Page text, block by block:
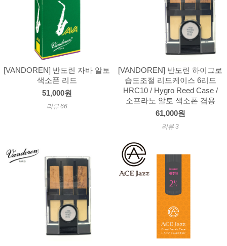
[VANDOREN] 반도린 자바 알토
색소폰 리드
51,000원
리뷰 66
[VANDOREN] 반도린 하이그로
습도조절 리드케이스 6리드
HRC10 / Hygro Reed Case /
소프라노 알토 색소폰 겸용
61,000원
리뷰 3